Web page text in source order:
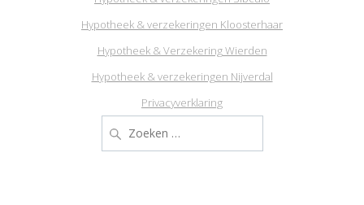
Hypotheek & verzekeringen Kloosterhaar
Hypotheek & Verzekering Wierden
Hypotheek & verzekeringen Nijverdal
Privacyverklaring
naar: